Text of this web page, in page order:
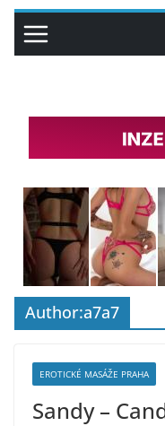
Author:a7a7
EROTICKÉ MASÁŽE PRAHA
Sandy –